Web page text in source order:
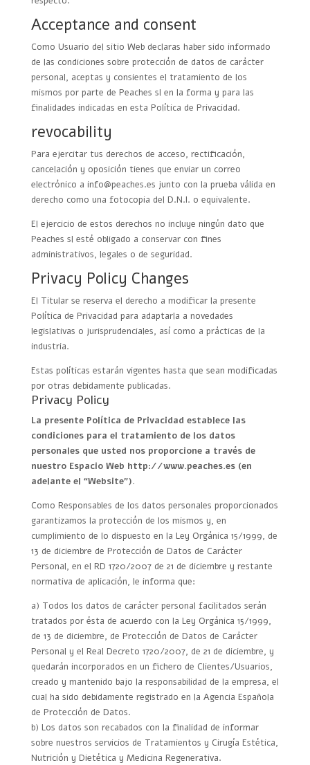
Acceptance and consent
Como Usuario del sitio Web declaras haber sido informado
de las condiciones sobre protección de datos de carácter
personal, aceptas y consientes el tratamiento de los
mismos por parte de Peaches sl en la forma y para las
finalidades indicadas en esta Política de Privacidad.
revocability
Para ejercitar tus derechos de acceso, rectificación,
cancelación y oposición tienes que enviar un correo
electrónico a info@peaches.es junto con la prueba válida en
derecho como una fotocopia del D.N.I. o equivalente.
El ejercicio de estos derechos no incluye ningún dato que
Peaches sl esté obligado a conservar con fines
administrativos, legales o de seguridad.
Privacy Policy Changes
El Titular se reserva el derecho a modificar la presente
Política de Privacidad para adaptarla a novedades
legislativas o jurisprudenciales, así como a prácticas de la
industria.
Estas políticas estarán vigentes hasta que sean modificadas
por otras debidamente publicadas.
Privacy Policy
La presente Política de Privacidad establece las
condiciones para el tratamiento de los datos
personales que usted nos proporcione a través de
nuestro Espacio Web http://www.peaches.es (en
adelante el “Website”).
Como Responsables de los datos personales proporcionados
garantizamos la protección de los mismos y, en
cumplimiento de lo dispuesto en la Ley Orgánica 15/1999, de
13 de diciembre de Protección de Datos de Carácter
Personal, en el RD 1720/2007 de 21 de diciembre y restante
normativa de aplicación, le informa que:
a) Todos los datos de carácter personal facilitados serán
tratados por ésta de acuerdo con la Ley Orgánica 15/1999,
de 13 de diciembre, de Protección de Datos de Carácter
Personal y el Real Decreto 1720/2007, de 21 de diciembre, y
quedarán incorporados en un fichero de Clientes/Usuarios,
creado y mantenido bajo la responsabilidad de la empresa, el
cual ha sido debidamente registrado en la Agencia Española
de Protección de Datos.
b) Los datos son recabados con la finalidad de informar
sobre nuestros servicios de Tratamientos y Cirugía Estética,
Nutrición y Dietética y Medicina Regenerativa.